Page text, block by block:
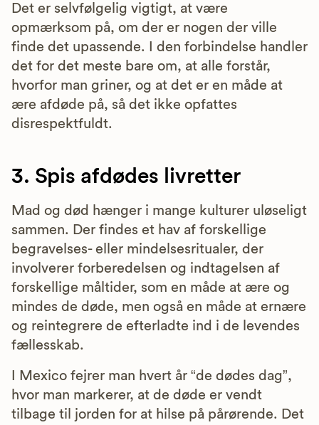
Det er selvfølgelig vigtigt, at være
opmærksom på, om der er nogen der ville
finde det upassende. I den forbindelse handler
det for det meste bare om, at alle forstår,
hvorfor man griner, og at det er en måde at
ære afdøde på, så det ikke opfattes
disrespektfuldt.
3. Spis afdødes livretter
Mad og død hænger i mange kulturer uløseligt
sammen. Der findes et hav af forskellige
begravelses- eller mindelsesritualer, der
involverer forberedelsen og indtagelsen af
forskellige måltider, som en måde at ære og
mindes de døde, men også en måde at ernære
og reintegrere de efterladte ind i de levendes
fællesskab.
I Mexico fejrer man hvert år “de dødes dag”,
hvor man markerer, at de døde er vendt
tilbage til jorden for at hilse på pårørende. Det